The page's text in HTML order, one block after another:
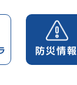
防災情報